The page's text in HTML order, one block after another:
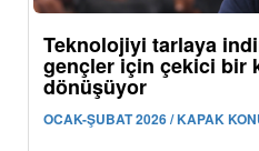
Teknolojiyi tarlaya
gençler için çekici bir
dönüşüyor
OCAK-ŞUBAT 2026 / KAPAK